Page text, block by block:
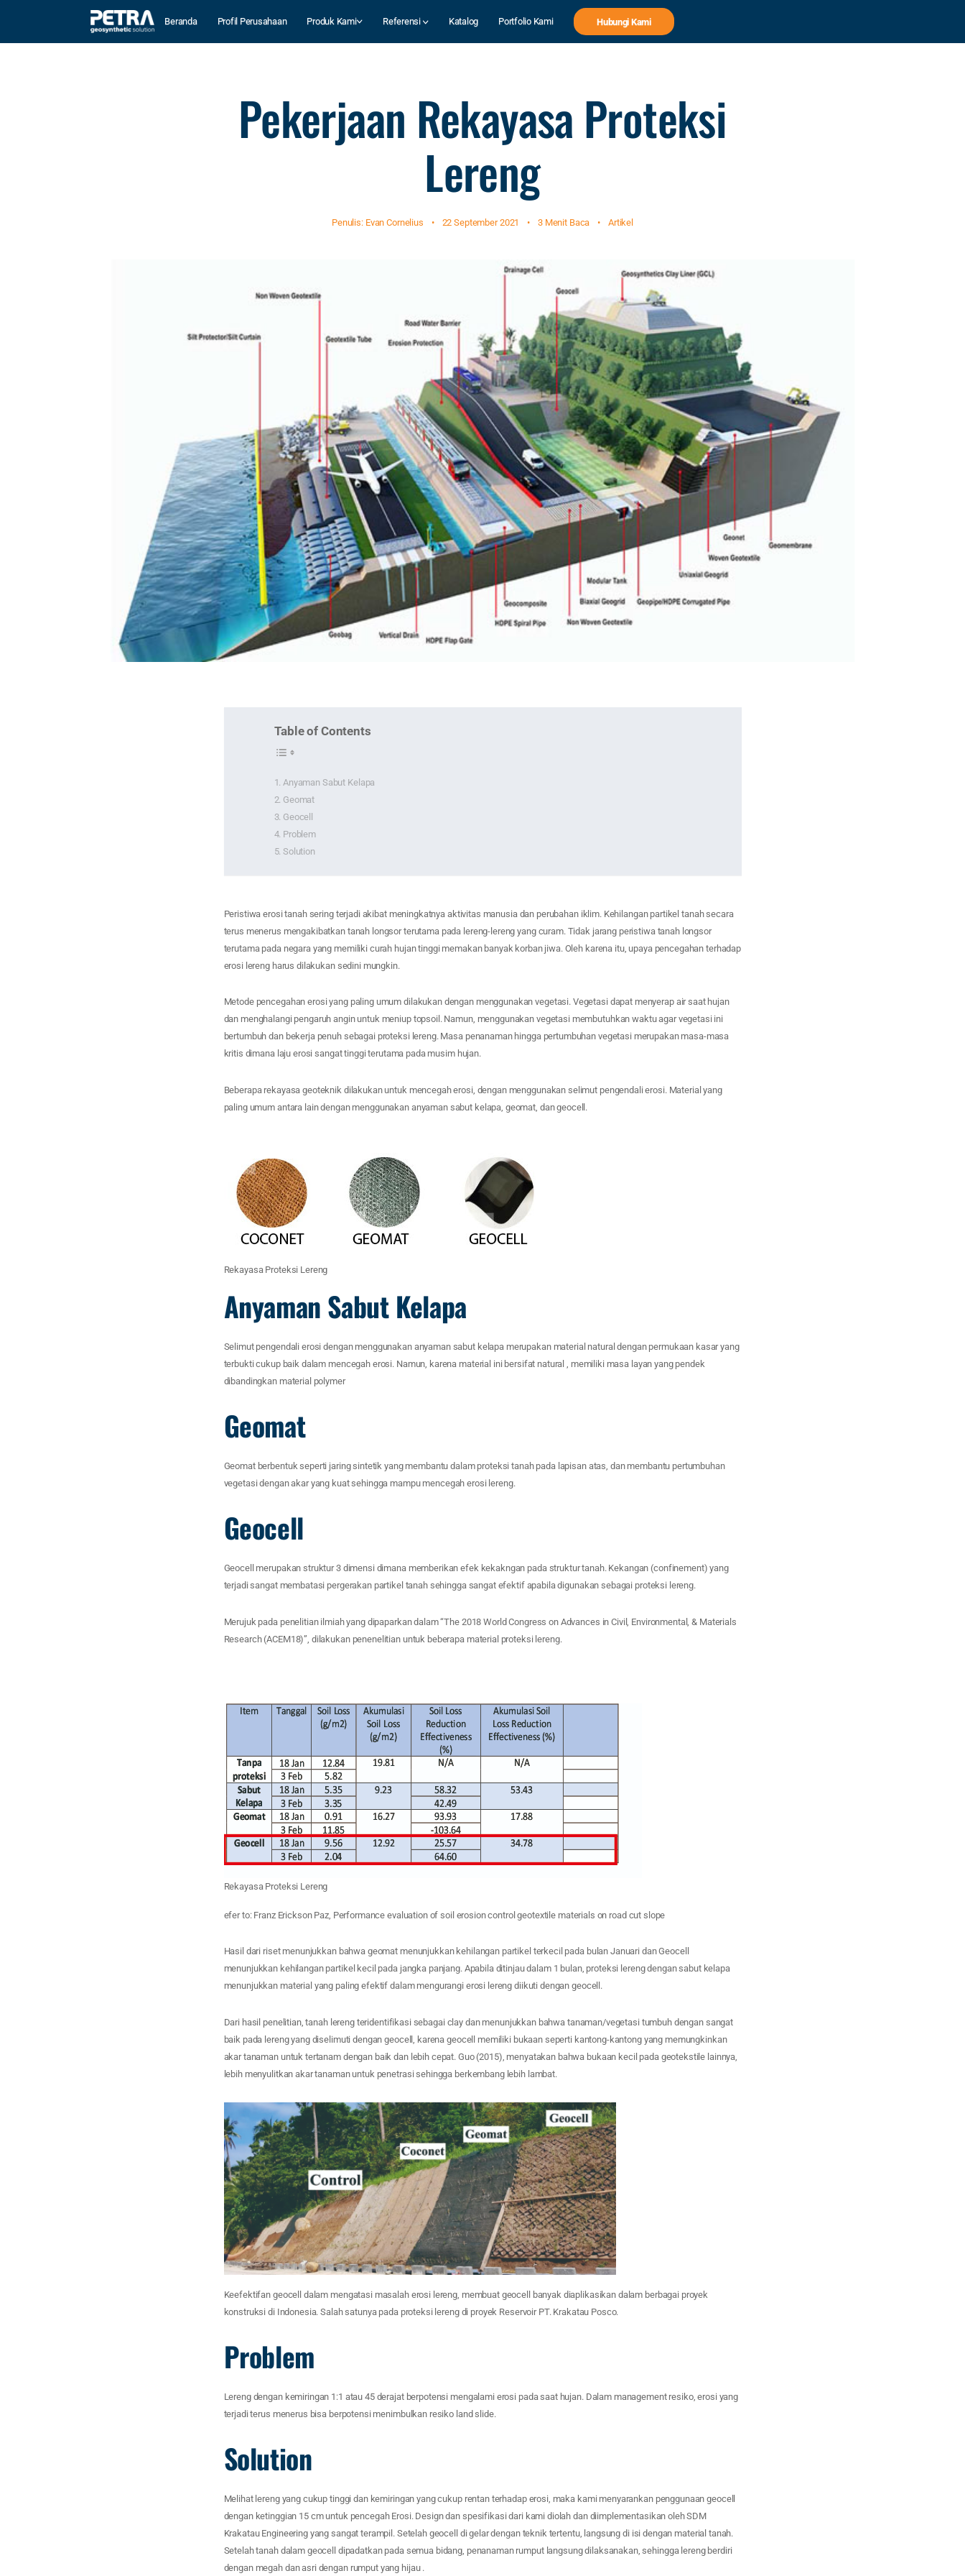
Beranda Profil Perusahaan Produk Kami Referensi Katalog Portfolio Kami Hubungi Kami
Pekerjaan Rekayasa Proteksi
Lereng
Penulis: Evan Cornelius • 22 September 2021 • 3 Menit Baca • Artikel
Table of Contents
Anyaman Sabut Kelapa
Geomat
Geocell
Problem
Solution
Peristiwa erosi tanah sering terjadi akibat meningkatnya aktivitas manusia dan perubahan iklim. Kehilangan partikel tanah secara
terus menerus mengakibatkan tanah longsor terutama pada lereng-lereng yang curam. Tidak jarang peristiwa tanah longsor
terutama pada negara yang memiliki curah hujan tinggi memakan banyak korban jiwa. Oleh karena itu, upaya pencegahan terhadap
erosi lereng harus dilakukan sedini mungkin.
Metode pencegahan erosi yang paling umum dilakukan dengan menggunakan vegetasi. Vegetasi dapat menyerap air saat hujan
dan menghalangi pengaruh angin untuk meniup topsoil. Namun, menggunakan vegetasi membutuhkan waktu agar vegetasi ini
bertumbuh dan bekerja penuh sebagai proteksi lereng. Masa penanaman hingga pertumbuhan vegetasi merupakan masa-masa
kritis dimana laju erosi sangat tinggi terutama pada musim hujan.
Beberapa rekayasa geoteknik dilakukan untuk mencegah erosi, dengan menggunakan selimut pengendali erosi. Material yang
paling umum antara lain dengan menggunakan anyaman sabut kelapa, geomat, dan geocell.
Rekayasa Proteksi Lereng
Anyaman Sabut Kelapa
Selimut pengendali erosi dengan menggunakan anyaman sabut kelapa merupakan material natural dengan permukaan kasar yang
terbukti cukup baik dalam mencegah erosi. Namun, karena material ini bersifat natural , memiliki masa layan yang pendek
dibandingkan material polymer
Geomat
Geomat berbentuk seperti jaring sintetik yang membantu dalam proteksi tanah pada lapisan atas, dan membantu pertumbuhan
vegetasi dengan akar yang kuat sehingga mampu mencegah erosi lereng.
Geocell
Geocell merupakan struktur 3 dimensi dimana memberikan efek kekakngan pada struktur tanah. Kekangan (confinement) yang
terjadi sangat membatasi pergerakan partikel tanah sehingga sangat efektif apabila digunakan sebagai proteksi lereng.
Merujuk pada penelitian ilmiah yang dipaparkan dalam “The 2018 World Congress on Advances in Civil, Environmental, & Materials
Research (ACEM18)”, dilakukan penenelitian untuk beberapa material proteksi lereng.
Rekayasa Proteksi Lereng
efer to: Franz Erickson Paz, Performance evaluation of soil erosion control geotextile materials on road cut slope
Hasil dari riset menunjukkan bahwa geomat menunjukkan kehilangan partikel terkecil pada bulan Januari dan Geocell
menunjukkan kehilangan partikel kecil pada jangka panjang. Apabila ditinjau dalam 1 bulan, proteksi lereng dengan sabut kelapa
menunjukkan material yang paling efektif dalam mengurangi erosi lereng diikuti dengan geocell.
Dari hasil penelitian, tanah lereng teridentifikasi sebagai clay dan menunjukkan bahwa tanaman/vegetasi tumbuh dengan sangat
baik pada lereng yang diselimuti dengan geocell, karena geocell memiliki bukaan seperti kantong-kantong yang memungkinkan
akar tanaman untuk tertanam dengan baik dan lebih cepat. Guo (2015), menyatakan bahwa bukaan kecil pada geotekstile lainnya,
lebih menyulitkan akar tanaman untuk penetrasi sehingga berkembang lebih lambat.
Keefektifan geocell dalam mengatasi masalah erosi lereng, membuat geocell banyak diaplikasikan dalam berbagai proyek
konstruksi di Indonesia. Salah satunya pada proteksi lereng di proyek Reservoir PT. Krakatau Posco.
Problem
Lereng dengan kemiringan 1:1 atau 45 derajat berpotensi mengalami erosi pada saat hujan. Dalam management resiko, erosi yang
terjadi terus menerus bisa berpotensi menimbulkan resiko land slide.
Solution
Melihat lereng yang cukup tinggi dan kemiringan yang cukup rentan terhadap erosi, maka kami menyarankan penggunaan geocell
dengan ketinggian 15 cm untuk pencegah Erosi. Design dan spesifikasi dari kami diolah dan diimplementasikan oleh SDM
Krakatau Engineering yang sangat terampil. Setelah geocell di gelar dengan teknik tertentu, langsung di isi dengan material tanah.
Setelah tanah dalam geocell dipadatkan pada semua bidang, penanaman rumput langsung dilaksanakan, sehingga lereng berdiri
dengan megah dan asri dengan rumput yang hijau .